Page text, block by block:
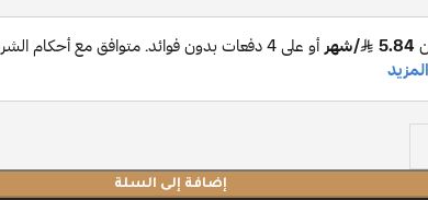
إضافة إلى السلة